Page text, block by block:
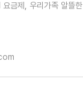
금제, 우리가족 알뜰